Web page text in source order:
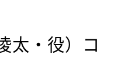
太・役）コ